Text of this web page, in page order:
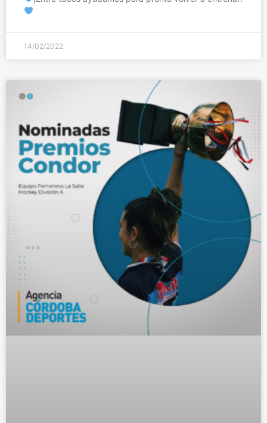
14/02/2022